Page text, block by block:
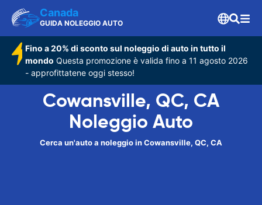
Canada
GUIDA NOLEGGIO AUTO
Fino a 20% di sconto sul noleggio di auto in tutto il
mondo Questa promozione è valida fino a 11 agosto 2026
- approfittatene oggi stesso!
Cowansville, QC, CA
Noleggio Auto
Cerca un'auto a noleggio in Cowansville, QC, CA